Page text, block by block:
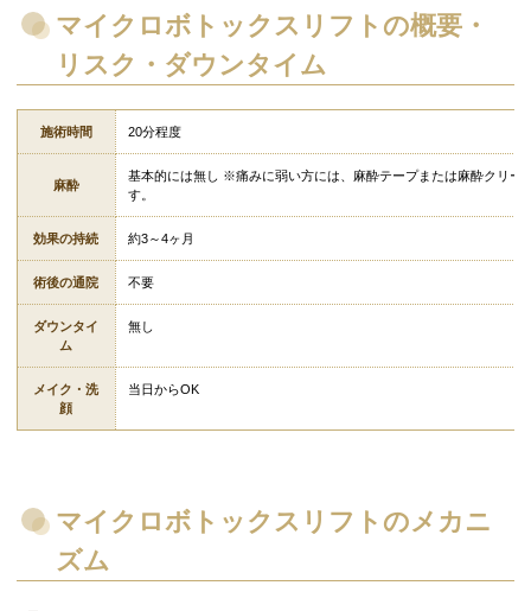
マイクロボトックスリフトの概要・
リスク・ダウンタイム
施術時間 20分程度
麻酔
基本的には無し ※痛みに弱い方には、麻酔テープまたは麻酔クリー
す。
効果の持続 約3～4ヶ月
術後の通院 不要
ダウンタイ
ム
無し
メイク・洗
顔
当日からOK
マイクロボトックスリフトのメカニ
ズム